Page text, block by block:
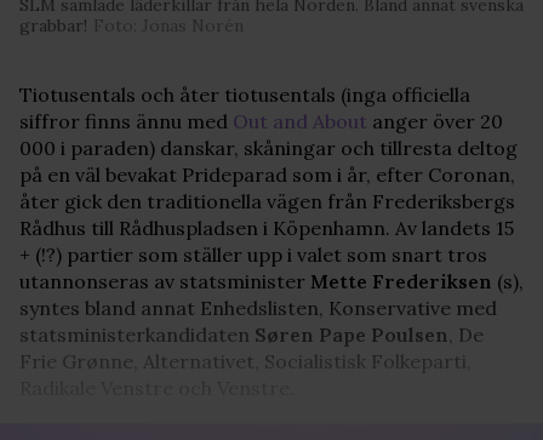
SLM samlade läderkillar från hela Norden. Bland annat svenska
grabbar! Foto: Jonas Norén
Tiotusentals och åter tiotusentals (inga officiella
siffror finns ännu med Out and About anger över 20
000 i paraden) danskar, skåningar och tillresta deltog
på en väl bevakat Prideparad som i år, efter Coronan,
åter gick den traditionella vägen från Frederiksbergs
Rådhus till Rådhuspladsen i Köpenhamn. Av landets 15
+ (!?) partier som ställer upp i valet som snart tros
utannonseras av statsminister Mette Frederiksen (s),
syntes bland annat Enhedslisten, Konservative med
statsministerkandidaten Søren Pape Poulsen , De
Frie Grønne, Alternativet, Socialistisk Folkeparti,